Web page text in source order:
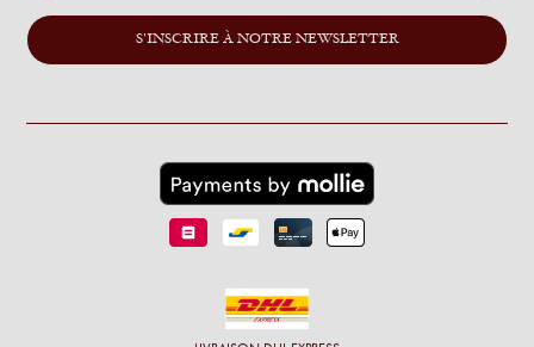
S'INSCRIRE À NOTRE NEWSLETTER